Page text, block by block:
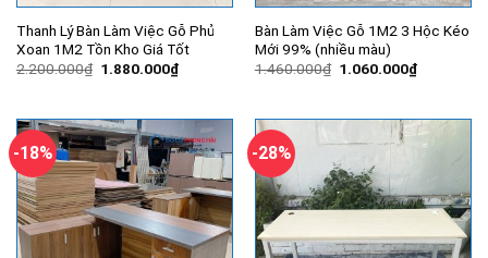
Thanh Lý Bàn Làm Việc Gỗ Phủ
Xoan 1M2 Tồn Kho Giá Tốt
2.200.000₫ Giá
1.880.000₫Giá
hiện
1.880.000₫.
Bàn Làm Việc Gỗ 1M2 3 Hộc Kéo
Mới 99% (nhiều màu)
1.460.000₫ Giá
1.060.000₫Giá
hiện
-18% -28%